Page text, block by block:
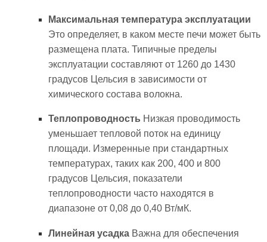
Максимальная температура эксплуатации
Это определяет, в каком месте печи может быть
размещена плата. Типичные пределы
эксплуатации составляют от 1260 до 1430
градусов Цельсия в зависимости от
химического состава волокна.
Теплопроводность Низкая проводимость
уменьшает тепловой поток на единицу
площади. Измеренные при стандартных
температурах, таких как 200, 400 и 800
градусов Цельсия, показатели
теплопроводности часто находятся в
диапазоне от 0,08 до 0,40 Вт/мК.
Линейная усадкаВажна для обеспечения